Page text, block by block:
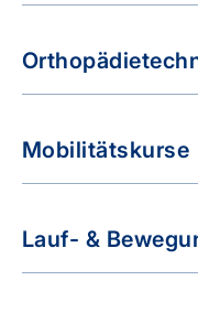
Mobilitätskurse
Lauf- &